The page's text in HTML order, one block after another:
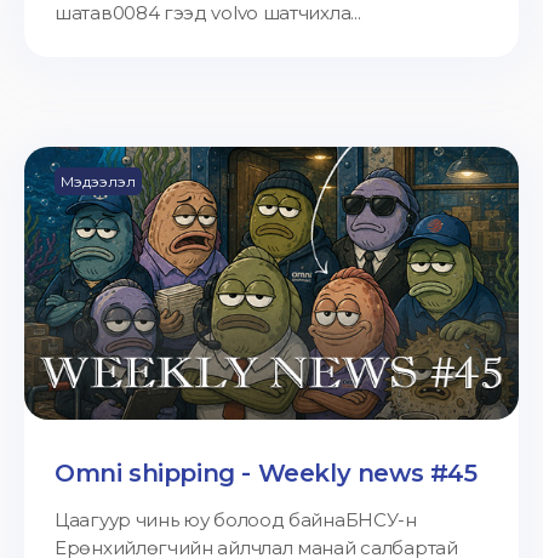
шатав0084 гээд volvo шатчихла...
Мэдээлэл
Omni shipping - Weekly news #45
Цаагуур чинь юу болоод байнаБНСУ-н
Ерөнхийлөгчийн айлчлал манай салбартай